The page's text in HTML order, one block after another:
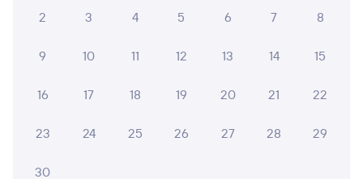
2 ЮЛИЯ П.
Состояние туалетов ужасное, никто не следит за
Кондиционеры не справляются, постоянно
2 3 4 5 6 7 8
9 10 11 12 13 14 15
16 17 18 19 20 21 22
23 24 25 26 27 28 29
30